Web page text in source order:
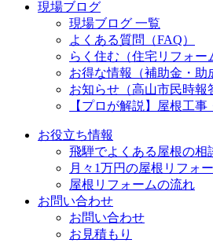
現場ブログ
現場ブログ 一覧
よくある質問（FAQ）
らく住む（住宅リフォー
お得な情報（補助金・助
お知らせ（高山市民時報
【プロが解説】屋根工
お役立ち情報
飛騨でよくある屋根の相
月々1万円の屋根リフォ
屋根リフォームの流れ
お問い合わせ
お問い合わせ
お見積もり